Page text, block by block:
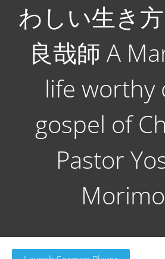
わしい生き
良哉師 A
life worthy
gospel of
Pastor